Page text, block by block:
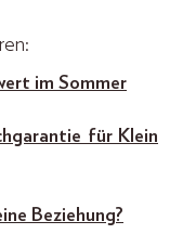
im Sommer
für Klein
Beziehung?